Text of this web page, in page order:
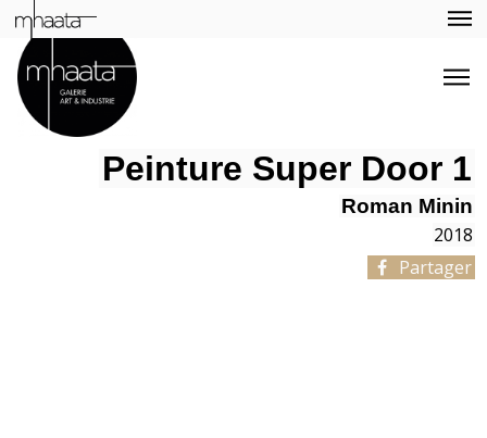
Peinture Super Door 1
Roman Minin
2018
Partager